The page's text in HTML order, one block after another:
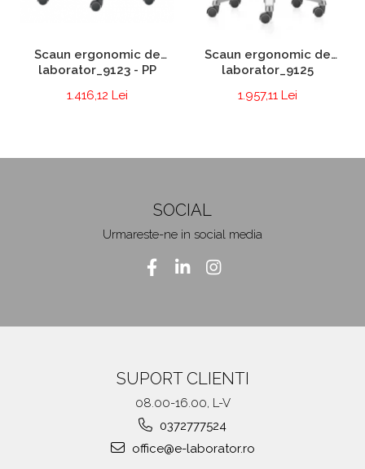
Scaun ergonomic de
laborator_9123 - PP
1.416,12 Lei
Scaun ergonomic de
laborator_9125
1.957,11 Lei
SOCIAL
Urmareste-ne in social media
SUPORT CLIENTI
08.00-16.00, L-V
0372777524
office@e-laborator.ro